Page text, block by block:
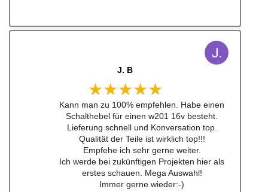
J. B
★★★★★
Kann man zu 100% empfehlen. Habe einen
Schalthebel für einen w201 16v besteht.
Lieferung schnell und Konversation top.
Qualität der Teile ist wirklich top!!!
Empfehe ich sehr gerne weiter.
Ich werde bei zukünftigen Projekten hier als
erstes schauen. Mega Auswahl!
Immer gerne wieder:-)